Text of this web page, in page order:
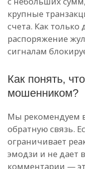
крупные
счета. Как только
распоряжение
сигналам
Как понять,
мошенником?
Мы рекомендуем
обратную связь.
ограничивает
эмодзи и не дает
комментарии —